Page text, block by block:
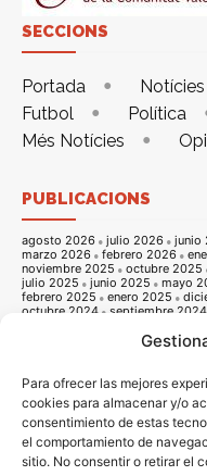
Para ofrecer las mejores
cookies para almacenar y/o
consentimiento de estas
el comportamiento de
sitio. No consentir o retirar el
SECCIONS
Portada Notícies
Futbol
Política
Més Notícies
PUBLICACIONS
agosto 2026 julio 2026 junio
marzo 2026
febrero 2026
noviembre 2025
octubre 2025
julio 2025
junio 2025 mayo
febrero 2025
enero 2025
octubre 2024
septiembre 2024
noviembre
julio 2023 junio
noviembre 2022
octubre 2022
julio 2022
junio 2022 mayo
febrero 2022
enero 2022
octubre 2021
septiembre 2021
mayo 2021
abril 2021 marzo
diciembre 2020
noviembre
agosto 2020
julio 2020 junio